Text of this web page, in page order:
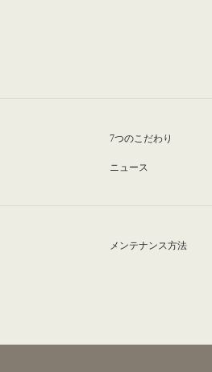
7つのこだわり
ニュース
メンテナンス方法